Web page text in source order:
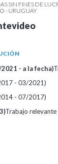
SIN FINES DE
- URUGUAY
- a la fecha)
- 03/2021)
- 07/2017)
Trabajo relevante